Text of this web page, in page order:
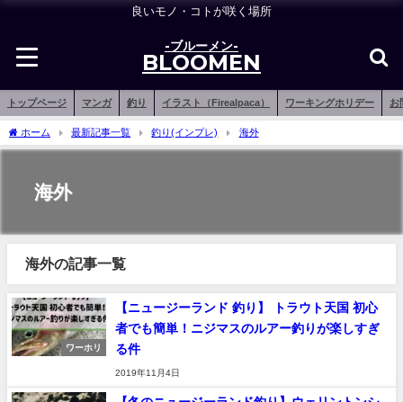
良いモノ・コトが咲く場所
-ブルーメン-
BLOOMEN
トップページ マンガ 釣り イラスト（Firealpaca） ワーキングホリデー お
ホーム 最新記事一覧 釣り(インプレ) 海外
海外
海外の記事一覧
ワーホリ
【ニュージーランド 釣り】 トラウト天国 初心
者でも簡単！ニジマスのルアー釣りが楽しすぎ
る件
2019年11月4日